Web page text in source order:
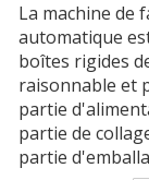
La machine de
automatique
boîtes rigides
raisonnable et
partie
partie de
partie